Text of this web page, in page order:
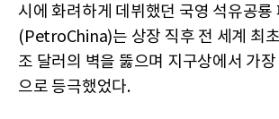
시에 화려하게 데뷔했던 국영 석유공룡
(PetroChina)는 상장 직후 전 세계 최
조 달러의 벽을 뚫으며 지구상에서 가
으로 등극했었다.